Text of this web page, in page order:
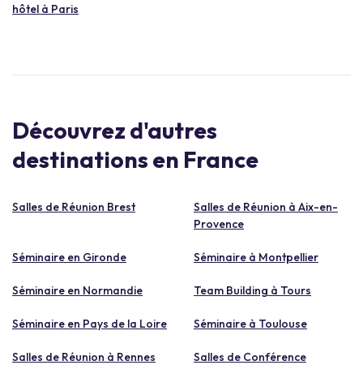
hôtel à Paris
Découvrez d'autres
destinations en France
Salles de Réunion Brest
Salles de Réunion à Aix-en-
Provence
Séminaire en Gironde Séminaire à Montpellier
Séminaire en Normandie Team Building à Tours
Séminaire en Pays de la Loire Séminaire à Toulouse
Salles de Réunion à Rennes
Salles de Conférence